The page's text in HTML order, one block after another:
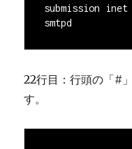
submission
smtpd
22行目：行頭の「#
す。